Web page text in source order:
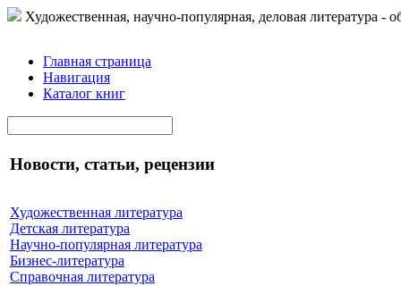
Художественная, научно-популярная, деловая литература -
Главная страница
Навигация
Каталог книг
Новости, статьи, рецензии
Художественная литература
Детская литература
Научно-популярная литература
Бизнес-литература
Справочная литература